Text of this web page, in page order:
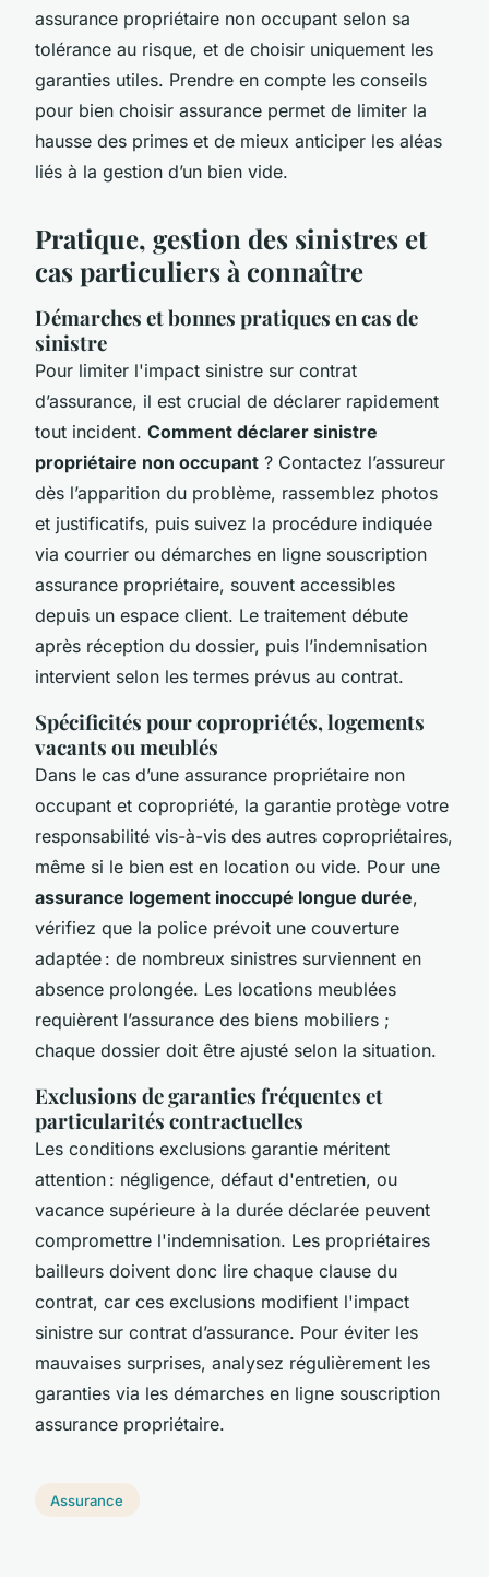
assurance propriétaire non occupant selon sa
tolérance au risque, et de choisir uniquement les
garanties utiles. Prendre en compte les conseils
pour bien choisir assurance permet de limiter la
hausse des primes et de mieux anticiper les aléas
liés à la gestion d’un bien vide.
Pratique, gestion des sinistres et
cas particuliers à connaître
Démarches et bonnes pratiques en cas de
sinistre
Pour limiter l'impact sinistre sur contrat
d’assurance, il est crucial de déclarer rapidement
tout incident. Comment déclarer sinistre
propriétaire non occupant ? Contactez l’assureur
dès l’apparition du problème, rassemblez photos
et justificatifs, puis suivez la procédure indiquée
via courrier ou démarches en ligne souscription
assurance propriétaire, souvent accessibles
depuis un espace client. Le traitement débute
après réception du dossier, puis l’indemnisation
intervient selon les termes prévus au contrat.
Spécificités pour copropriétés, logements
vacants ou meublés
Dans le cas d’une assurance propriétaire non
occupant et copropriété, la garantie protège votre
responsabilité vis-à-vis des autres copropriétaires,
même si le bien est en location ou vide. Pour une
assurance logement inoccupé longue durée,
vérifiez que la police prévoit une couverture
adaptée : de nombreux sinistres surviennent en
absence prolongée. Les locations meublées
requièrent l’assurance des biens mobiliers ;
chaque dossier doit être ajusté selon la situation.
Exclusions de garanties fréquentes et
particularités contractuelles
Les conditions exclusions garantie méritent
attention : négligence, défaut d'entretien, ou
vacance supérieure à la durée déclarée peuvent
compromettre l'indemnisation. Les propriétaires
bailleurs doivent donc lire chaque clause du
contrat, car ces exclusions modifient l'impact
sinistre sur contrat d’assurance. Pour éviter les
mauvaises surprises, analysez régulièrement les
garanties via les démarches en ligne souscription
assurance propriétaire.
Assurance